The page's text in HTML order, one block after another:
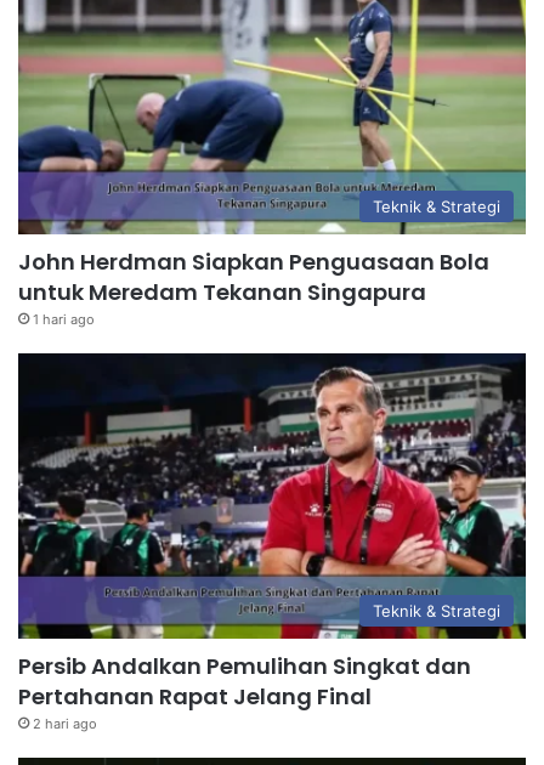
Teknik & Strategi
John Herdman Siapkan Penguasaan Bola
untuk Meredam Tekanan Singapura
1 hari ago
Teknik & Strategi
Persib Andalkan Pemulihan Singkat dan
Pertahanan Rapat Jelang Final
2 hari ago